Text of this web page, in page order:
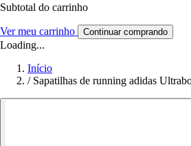
Subtotal do carrinho
Ver meu carrinho Continuar comprando
Loading...
Início
/ Sapatilhas de running adidas